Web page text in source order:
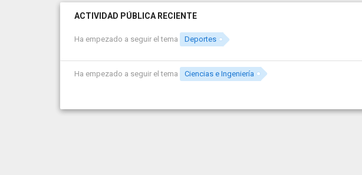
ACTIVIDAD PÚBLICA RECIENTE
Ha empezado a seguir el tema Deportes
Ha empezado a seguir el tema Ciencias e Ingeniería